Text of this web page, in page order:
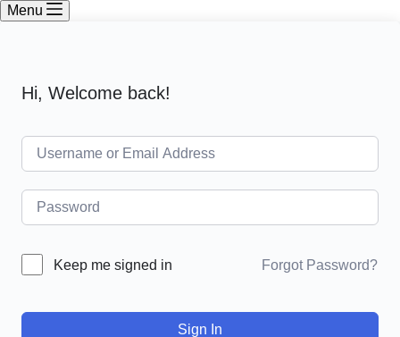
Menu
Hi, Welcome back!
Keep me signed in Forgot Password?
Sign In